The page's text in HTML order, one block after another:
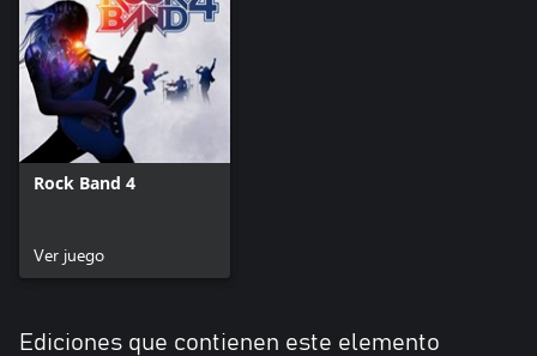
Rock Band 4
Ver juego
Ediciones que contienen este elemento